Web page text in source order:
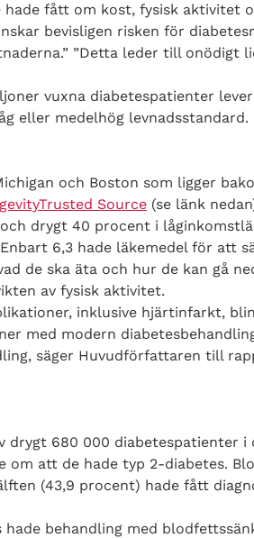
fått om kost, fysisk aktivitet
bevisligen risken för
”Detta leder till onödigt
vuxna diabetespatienter
eller medelhög levnadsstandard.
och Boston som ligger
Source (se länk
drygt 40 procent i
6,3 hade läkemedel för att
de ska äta och hur de kan gå
av fysisk aktivitet.
inklusive hjärtinfarkt,
med modern
säger Huvudförfattaren till
drygt 680 000 diabetespatienter i
om att de hade typ 2-diabetes.
(43,9 procent) hade fått
behandling med